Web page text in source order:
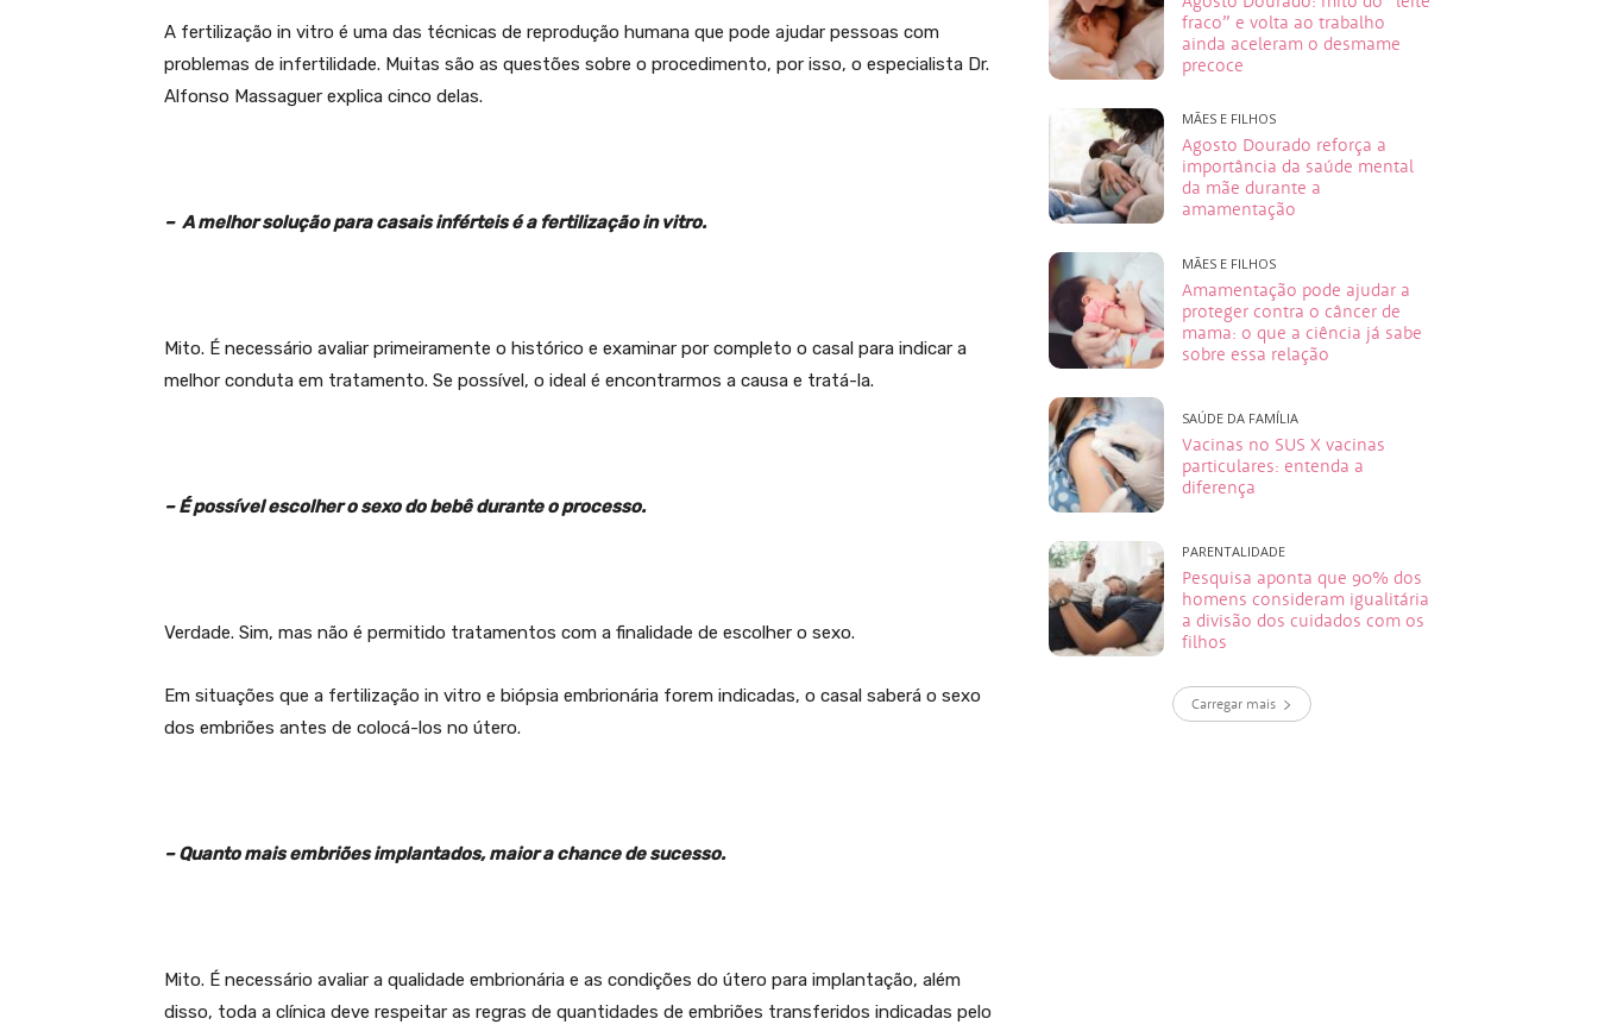
A fertilização in vitro é uma das técnicas de reprodução humana que pode ajudar pessoas com
problemas de infertilidade. Muitas são as questões sobre o procedimento, por isso, o especialista Dr.
Alfonso Massaguer explica cinco delas.
– A melhor solução para casais inférteis é a fertilização in vitro.
Mito. É necessário avaliar primeiramente o histórico e examinar por completo o casal para indicar a
melhor conduta em tratamento. Se possível, o ideal é encontrarmos a causa e tratá-la.
– É possível escolher o sexo do bebê durante o processo.
Verdade. Sim, mas não é permitido tratamentos com a finalidade de escolher o sexo.
Em situações que a fertilização in vitro e biópsia embrionária forem indicadas, o casal saberá o sexo
dos embriões antes de colocá-los no útero.
– Quanto mais embriões implantados, maior a chance de sucesso.
Mito. É necessário avaliar a qualidade embrionária e as condições do útero para implantação, além
disso, toda a clínica deve respeitar as regras de quantidades de embriões transferidos indicadas pelo
fraco” e volta ao trabalho
ainda aceleram o desmame
precoce
MÃES E FILHOS
Agosto Dourado reforça a
importância da saúde mental
da mãe durante a
amamentação
MÃES E FILHOS
Amamentação pode ajudar a
proteger contra o câncer de
mama: o que a ciência já sabe
sobre essa relação
SAÚDE DA FAMÍLIA
Vacinas no SUS X vacinas
particulares: entenda a
diferença
PARENTALIDADE
Pesquisa aponta que 90% dos
homens consideram igualitária
a divisão dos cuidados com os
filhos
Carregar mais